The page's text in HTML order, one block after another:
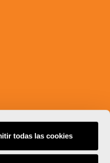
todas las cookies